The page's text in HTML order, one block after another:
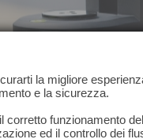
la migliore
e la sicurezza.
corretto funzionamento
ed il controllo dei